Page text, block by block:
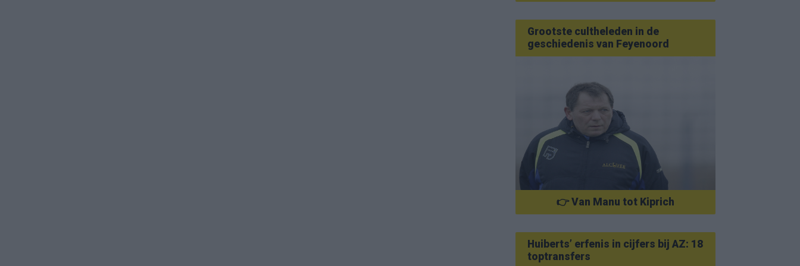
Grootste cultheleden in de
geschiedenis van Feyenoord
👉 Van Manu tot Kiprich
Huiberts’ erfenis in cijfers bij AZ: 18
toptransfers